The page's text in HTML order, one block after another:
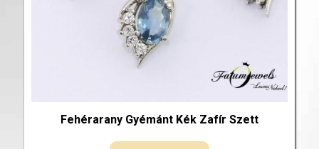
Fehérarany Gyémánt Kék Zafír Szett